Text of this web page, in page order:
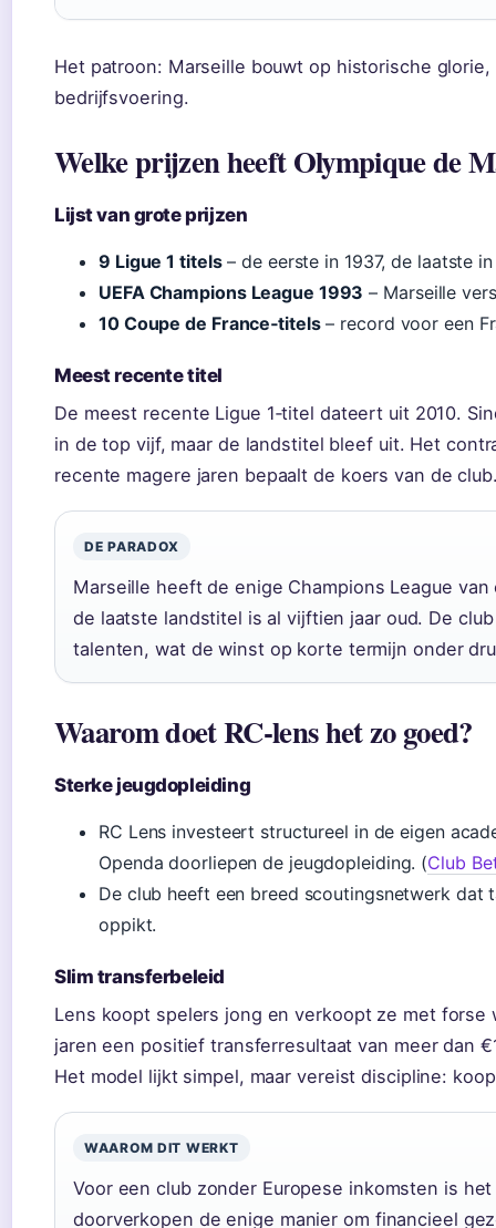
Het patroon: Marseille bouwt op historische
bedrijfsvoering.
Welke prijzen heeft Olympique de
Lijst van grote prijzen
9 Ligue 1 titels– de eerste in 1937, de laatste
UEFA Champions League 1993 – Marseille
10 Coupe de France‑titels– record voor een
Meest recente titel
De meest recente Ligue 1‑titel dateert uit 2010.
in de top vijf, maar de landstitel bleef uit. Het
recente magere jaren bepaalt de koers van de
DE PARADOX
Marseille heeft de enige Champions League
de laatste landstitel is al vijftien jaar oud. De
talenten, wat de winst op korte termijn onder
Waarom doet RC‑lens het zo goed?
Sterke jeugdopleiding
RC Lens investeert structureel in de eigen
Openda doorliepen de jeugdopleiding. (Club
De club heeft een breed scoutingsnetwerk dat
oppikt.
Slim transferbeleid
Lens koopt spelers jong en verkoopt ze met forse
jaren een positief transferresultaat van meer dan
Het model lijkt simpel, maar vereist discipline:
WAAROM DIT WERKT
Voor een club zonder Europese inkomsten is
doorverkopen de enige manier om financieel